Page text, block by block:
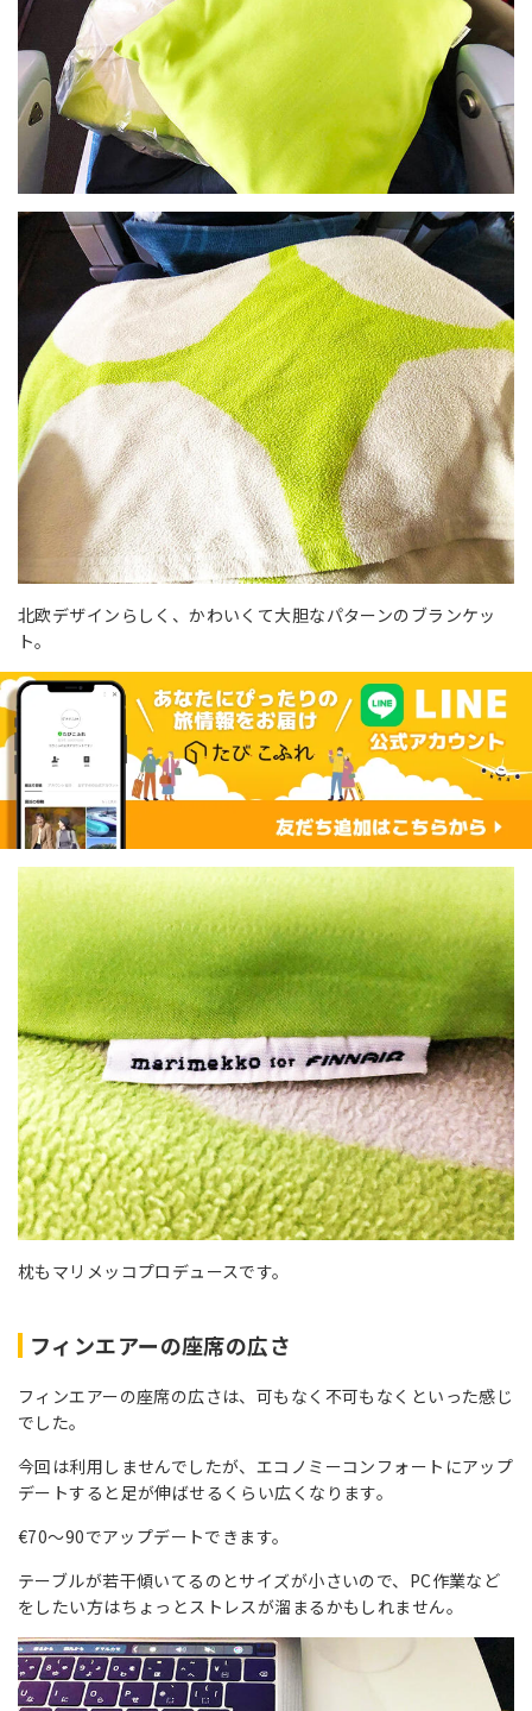
北欧デザインらしく、かわいくて大胆なパターンのブランケッ
ト。
枕もマリメッコプロデュースです。
フィンエアーの座席の広さ
フィンエアーの座席の広さは、可もなく不可もなくといった感じ
でした。
今回は利用しませんでしたが、エコノミーコンフォートにアップ
デートすると足が伸ばせるくらい広くなります。
€70〜90でアップデートできます。
テーブルが若干傾いてるのとサイズが小さいので、PC作業など
をしたい方はちょっとストレスが溜まるかもしれません。